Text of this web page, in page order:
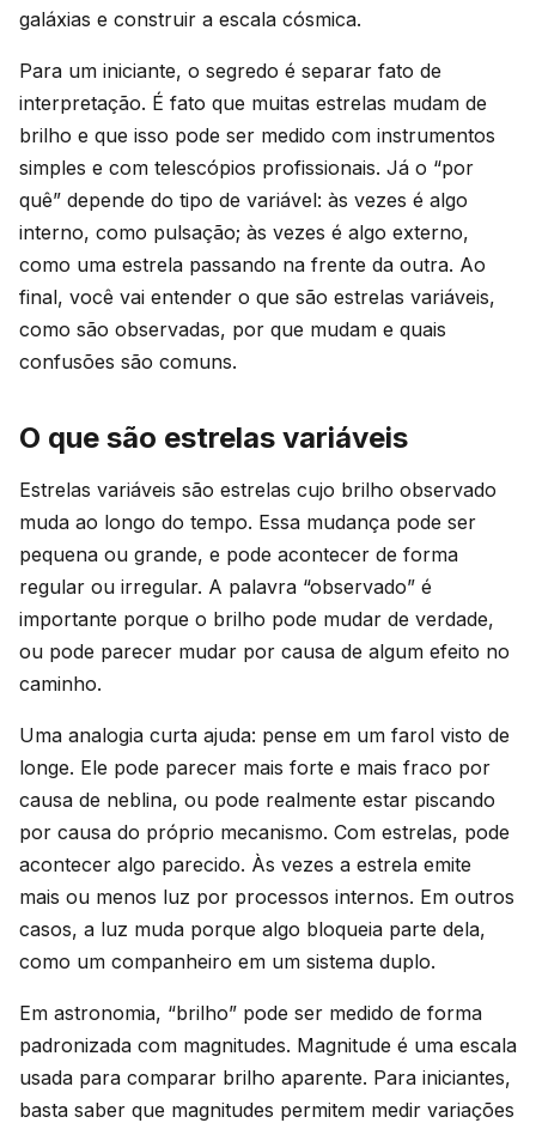
galáxias e construir a escala cósmica.
Para um iniciante, o segredo é separar fato de
interpretação. É fato que muitas estrelas mudam de
brilho e que isso pode ser medido com instrumentos
simples e com telescópios profissionais. Já o “por
quê” depende do tipo de variável: às vezes é algo
interno, como pulsação; às vezes é algo externo,
como uma estrela passando na frente da outra. Ao
final, você vai entender o que são estrelas variáveis,
como são observadas, por que mudam e quais
confusões são comuns.
O que são estrelas variáveis
Estrelas variáveis são estrelas cujo brilho observado
muda ao longo do tempo. Essa mudança pode ser
pequena ou grande, e pode acontecer de forma
regular ou irregular. A palavra “observado” é
importante porque o brilho pode mudar de verdade,
ou pode parecer mudar por causa de algum efeito no
caminho.
Uma analogia curta ajuda: pense em um farol visto de
longe. Ele pode parecer mais forte e mais fraco por
causa de neblina, ou pode realmente estar piscando
por causa do próprio mecanismo. Com estrelas, pode
acontecer algo parecido. Às vezes a estrela emite
mais ou menos luz por processos internos. Em outros
casos, a luz muda porque algo bloqueia parte dela,
como um companheiro em um sistema duplo.
Em astronomia, “brilho” pode ser medido de forma
padronizada com magnitudes. Magnitude é uma escala
usada para comparar brilho aparente. Para iniciantes,
basta saber que magnitudes permitem medir variações